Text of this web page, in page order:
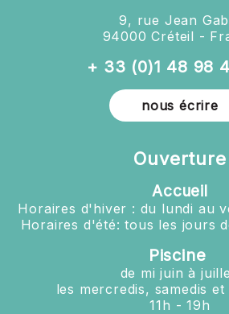
9, rue Jean
94000 Créteil -
+ 33 (0)1 48 98
nous écrire
Ouverture
Accueil
Horaires d'hiver : du lundi au
Horaires d'été: tous les jours
Piscine
de mi juin à
les mercredis, samedis et
11h - 19h